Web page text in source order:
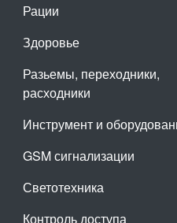
Рации
Здоровье
Разьемы, переходники,
расходники
Инструмент и
GSM сигнализации
Светотехника
Контроль доступа